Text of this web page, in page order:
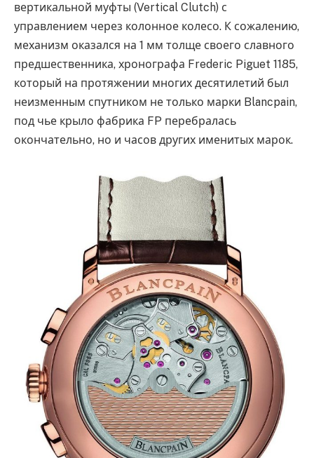
вертикальной муфты (Vertical Clutch) с
управлением через колонное колесо. К сожалению,
механизм оказался на 1 мм толще своего славного
предшественника, хронографа Frederic Piguet 1185,
который на протяжении многих десятилетий был
неизменным спутником не только марки Blancpain,
под чье крыло фабрика FP перебралась
окончательно, но и часов других именитых марок.